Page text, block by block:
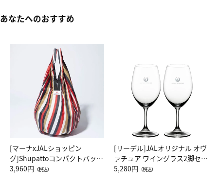
あなたへのおすすめ
[マーナxJALショッピン
グ]Shupattoコンパクトバッグ
Drop JAL客室乗務員（LC）ス
3,960円 （税込）
[リーデル]JALオリジナル オヴ
ァチュア ワイングラス2脚セッ
ト（レッドワイン）
5,280円 （税込）